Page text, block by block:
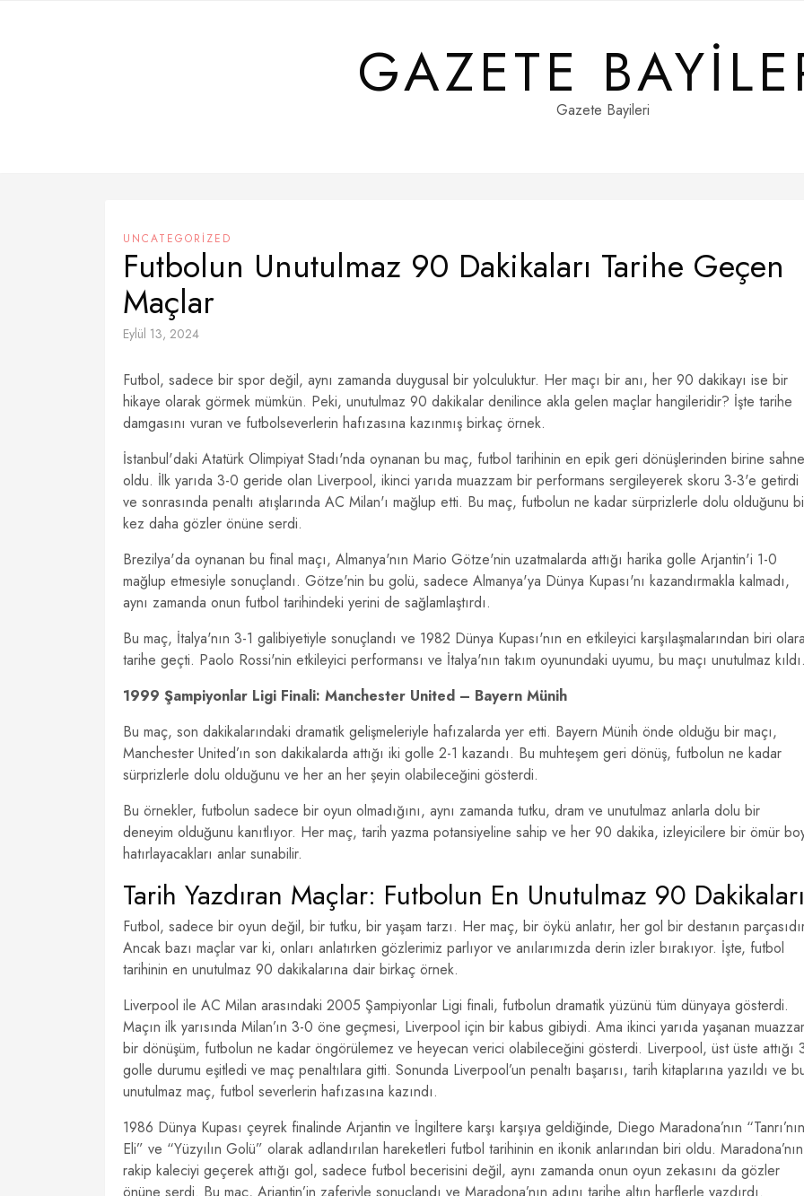
GAZETEGazete Bayileri
UNCATEGORIZED
Futbolun Unutulmaz 90 Dakikaları Tarihe Geçen
Maçlar
Eylül 13, 2024
Futbol, sadece bir spor değil, aynı zamanda duygusal bir yolculuktur. Her maçı bir anı, her 90 dakikayı ise bir
hikaye olarak görmek mümkün. Peki, unutulmaz 90 dakikalar denilince akla gelen maçlar hangileridir? İşte tarihe
damgasını vuran ve futbolseverlerin hafızasına kazınmış birkaç örnek.
İstanbul'daki Atatürk Olimpiyat Stadı'nda oynanan bu maç, futbol tarihinin en epik geri dönüşlerinden birine sahne
oldu. İlk yarıda 3-0 geride olan Liverpool, ikinci yarıda muazzam bir performans sergileyerek skoru 3-3'e getirdi
ve sonrasında penaltı atışlarında AC Milan'ı mağlup etti. Bu maç, futbolun ne kadar sürprizlerle dolu olduğunu
kez daha gözler önüne serdi.
Brezilya'da oynanan bu final maçı, Almanya'nın Mario Götze'nin uzatmalarda attığı harika golle Arjantin'i 1-0
mağlup etmesiyle sonuçlandı. Götze'nin bu golü, sadece Almanya'ya Dünya Kupası'nı kazandırmakla kalmadı,
aynı zamanda onun futbol tarihindeki yerini de sağlamlaştırdı.
Bu maç, İtalya'nın 3-1 galibiyetiyle sonuçlandı ve 1982 Dünya Kupası'nın en etkileyici karşılaşmalarından biri
tarihe geçti. Paolo Rossi'nin etkileyici performansı ve İtalya'nın takım oyunundaki uyumu, bu maçı unutulmaz
1999 Şampiyonlar Ligi Finali: Manchester United – Bayern Münih
Bu maç, son dakikalarındaki dramatik gelişmeleriyle hafızalarda yer etti. Bayern Münih önde olduğu bir maçı,
Manchester United’ın son dakikalarda attığı iki golle 2-1 kazandı. Bu muhteşem geri dönüş, futbolun ne kadar
sürprizlerle dolu olduğunu ve her an her şeyin olabileceğini gösterdi.
Bu örnekler, futbolun sadece bir oyun olmadığını, aynı zamanda tutku, dram ve unutulmaz anlarla dolu bir
deneyim olduğunu kanıtlıyor. Her maç, tarih yazma potansiyeline sahip ve her 90 dakika, izleyicilere bir ömür
hatırlayacakları anlar sunabilir.
Tarih Yazdıran Maçlar: Futbolun En Unutulmaz 90 Dakikaları
Futbol, sadece bir oyun değil, bir tutku, bir yaşam tarzı. Her maç, bir öykü anlatır, her gol bir destanın
Ancak bazı maçlar var ki, onları anlatırken gözlerimiz parlıyor ve anılarımızda derin izler bırakıyor. İşte, futbol
tarihinin en unutulmaz 90 dakikalarına dair birkaç örnek.
Liverpool ile AC Milan arasındaki 2005 Şampiyonlar Ligi finali, futbolun dramatik yüzünü tüm dünyaya gösterdi.
Maçın ilk yarısında Milan’ın 3-0 öne geçmesi, Liverpool için bir kabus gibiydi. Ama ikinci yarıda yaşanan
bir dönüşüm, futbolun ne kadar öngörülemez ve heyecan verici olabileceğini gösterdi. Liverpool, üst üste attığı
golle durumu eşitledi ve maç penaltılara gitti. Sonunda Liverpool’un penaltı başarısı, tarih kitaplarına yazıldı ve
unutulmaz maç, futbol severlerin hafızasına kazındı.
1986 Dünya Kupası çeyrek finalinde Arjantin ve İngiltere karşı karşıya geldiğinde, Diego Maradona’nın “Tanrı’nın
Eli” ve “Yüzyılın Golü” olarak adlandırılan hareketleri futbol tarihinin en ikonik anlarından biri oldu. Maradona’nın
rakip kaleciyi geçerek attığı gol, sadece futbol becerisini değil, aynı zamanda onun oyun zekasını da gözler